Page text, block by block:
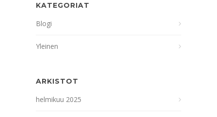
KATEGORIAT
Blogi
Yleinen
ARKISTOT
helmikuu 2025